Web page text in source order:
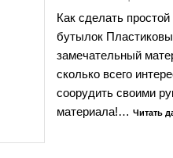
Как сделать
бутылок
замечательный
сколько всего
соорудить своими
материала!… Читать